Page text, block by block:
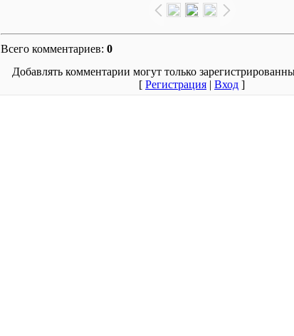
Всего комментариев: 0
Добавлять комментарии могут только
[ Регистрация | Вход ]